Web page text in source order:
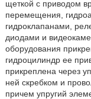
щеткой с приводом
перемещения,
гидроклапанами,
диодами и
оборудования
гидроцилиндр ее
прикреплена через
ней скребком и
причем упругий